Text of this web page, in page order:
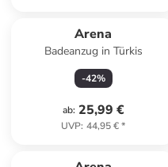
Arena
Badeanzug in Türkis
-42%
ab: 25,99 €
UVP: 44,95 €*